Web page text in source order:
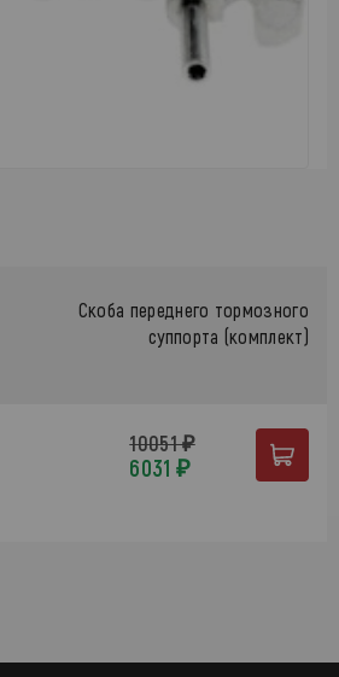
Скоба переднего тормозного
суппорта (комплект)
10051 ₽
6031 ₽